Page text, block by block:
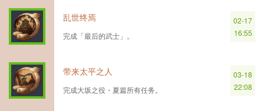
乱世终焉
完成「最后的武士」。
02-17
16:55
带来太平之人
完成大坂之役・夏篇所有任务。
03-18
22:08